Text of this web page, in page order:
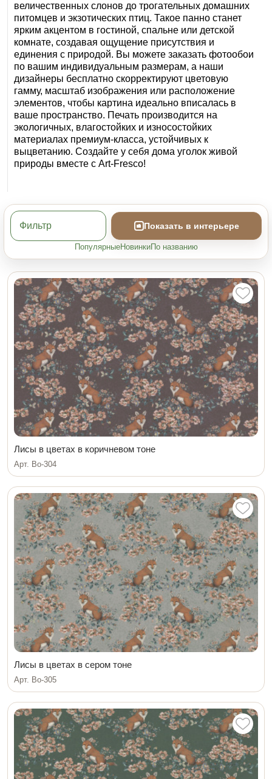
величественных слонов до трогательных домашних
питомцев и экзотических птиц. Такое панно станет
ярким акцентом в гостиной, спальне или детской
комнате, создавая ощущение присутствия и
единения с природой. Вы можете заказать фотообои
по вашим индивидуальным размерам, а наши
дизайнеры бесплатно скорректируют цветовую
гамму, масштаб изображения или расположение
элементов, чтобы картина идеально вписалась в
ваше пространство. Печать производится на
экологичных, влагостойких и износостойких
материалах премиум-класса, устойчивых к
выцветанию. Создайте у себя дома уголок живой
природы вместе с Art‑Fresco!
Фильтр Показать в интерьере
ПопулярныеНовинкиПо названию
Лисы в цветах в коричневом тоне
Арт. Bo-304
Лисы в цветах в сером тоне
Арт. Bo-305